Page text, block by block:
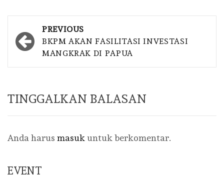
Post
navigation
PREVIOUS
BKPM AKAN FASILITASI INVESTASI
MANGKRAK DI PAPUA
TINGGALKAN BALASAN
Anda harus masuk untuk berkomentar.
EVENT